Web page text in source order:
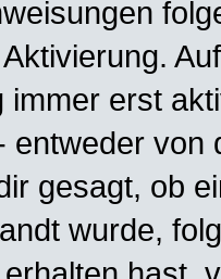
immer erst
entweder von
gesagt, ob
wurde,